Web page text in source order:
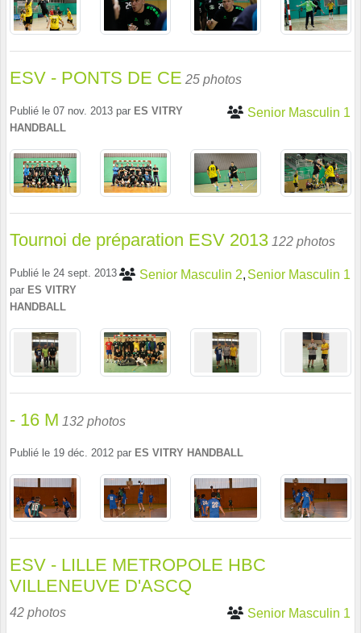
ESV - PONTS DE CE 25 photos
Senior Masculin 1
Publié le 07 nov. 2013 par ES VITRY
HANDBALL
Tournoi de préparation ESV 2013 122 photos
Senior Masculin 2 Senior Masculin 1
Publié le 24 sept. 2013
par ES VITRY
HANDBALL
- 16 M 132 photos
Publié le 19 déc. 2012 par ES VITRY HANDBALL
ESV - LILLE METROPOLE HBC
VILLENEUVE D'ASCQ
42 photos Senior Masculin 1